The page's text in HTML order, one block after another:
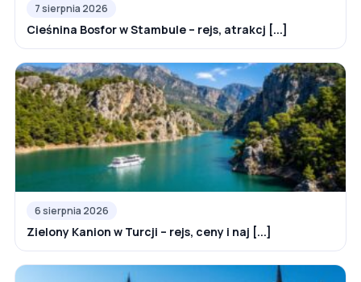
7 sierpnia 2026
Cieśnina Bosfor w Stambule – rejs, atrakcj [...]
6 sierpnia 2026
Zielony Kanion w Turcji – rejs, ceny i naj [...]